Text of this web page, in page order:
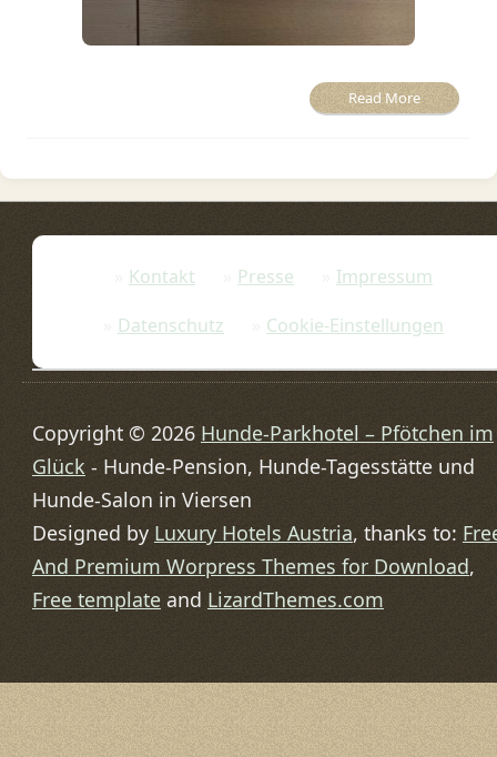
Read More
Kontakt Presse
Impressum
Datenschutz
Cookie-Einstellungen
Copyright © 2026 Hunde-Parkhotel – Pfötchen im
Glück - Hunde-Pension, Hunde-Tagesstätte und
Hunde-Salon in Viersen
Designed by Luxury Hotels Austria, thanks to:
And Premium Worpress Themes for Download,
Free templateand LizardThemes.com